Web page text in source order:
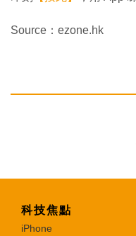
Source：ezone.hk
科技焦點
iPhone